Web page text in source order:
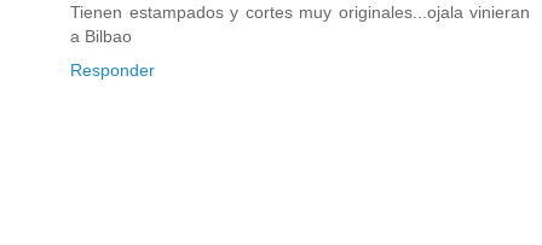
Tienen estampados y cortes muy originales...ojala vinieran
a Bilbao
Responder